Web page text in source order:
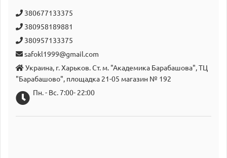
380677133375
380958189881
380957133375
safokl1999@gmail.com
Украина, г. Харьков. Ст. м. "Академика Барабашова", ТЦ
"Барабашово", площадка 21-05 магазин № 192
Пн. - Вс. 7:00- 22:00